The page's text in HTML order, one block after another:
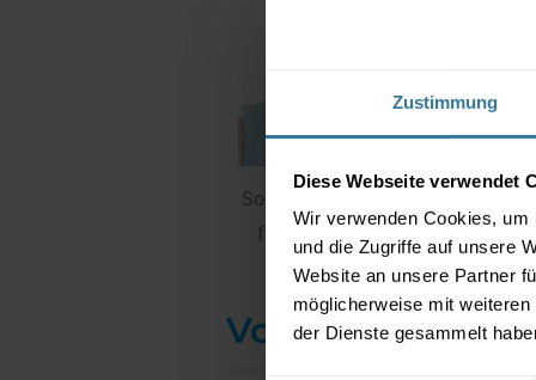
Zustimmung
Diese Webseite verwendet
Wir verwenden Cookies,
und die Zugriffe auf unsere
Website an unsere Partner
möglicherweise mit
der Dienste gesammelt
Sozialwissenschaftlerin, Autorin,
für Frauengesundheit, Hormone
Training
Vorträge von